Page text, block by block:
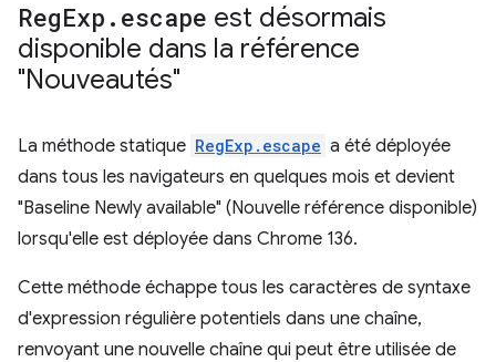
RegExp . escape est désormais
disponible dans la référence
"Nouveautés"
La méthode statique RegExp.escape a été déployée
dans tous les navigateurs en quelques mois et devient
"Baseline Newly available" (Nouvelle référence disponible)
lorsqu'elle est déployée dans Chrome 136.
Cette méthode échappe tous les caractères de syntaxe
d'expression régulière potentiels dans une chaîne,
renvoyant une nouvelle chaîne qui peut être utilisée de